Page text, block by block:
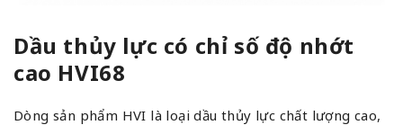
Dầu thủy lực có chỉ số độ nhớt
cao HVI68
Dòng sản phẩm HVI là loại dầu thủy lực chất lượng cao,